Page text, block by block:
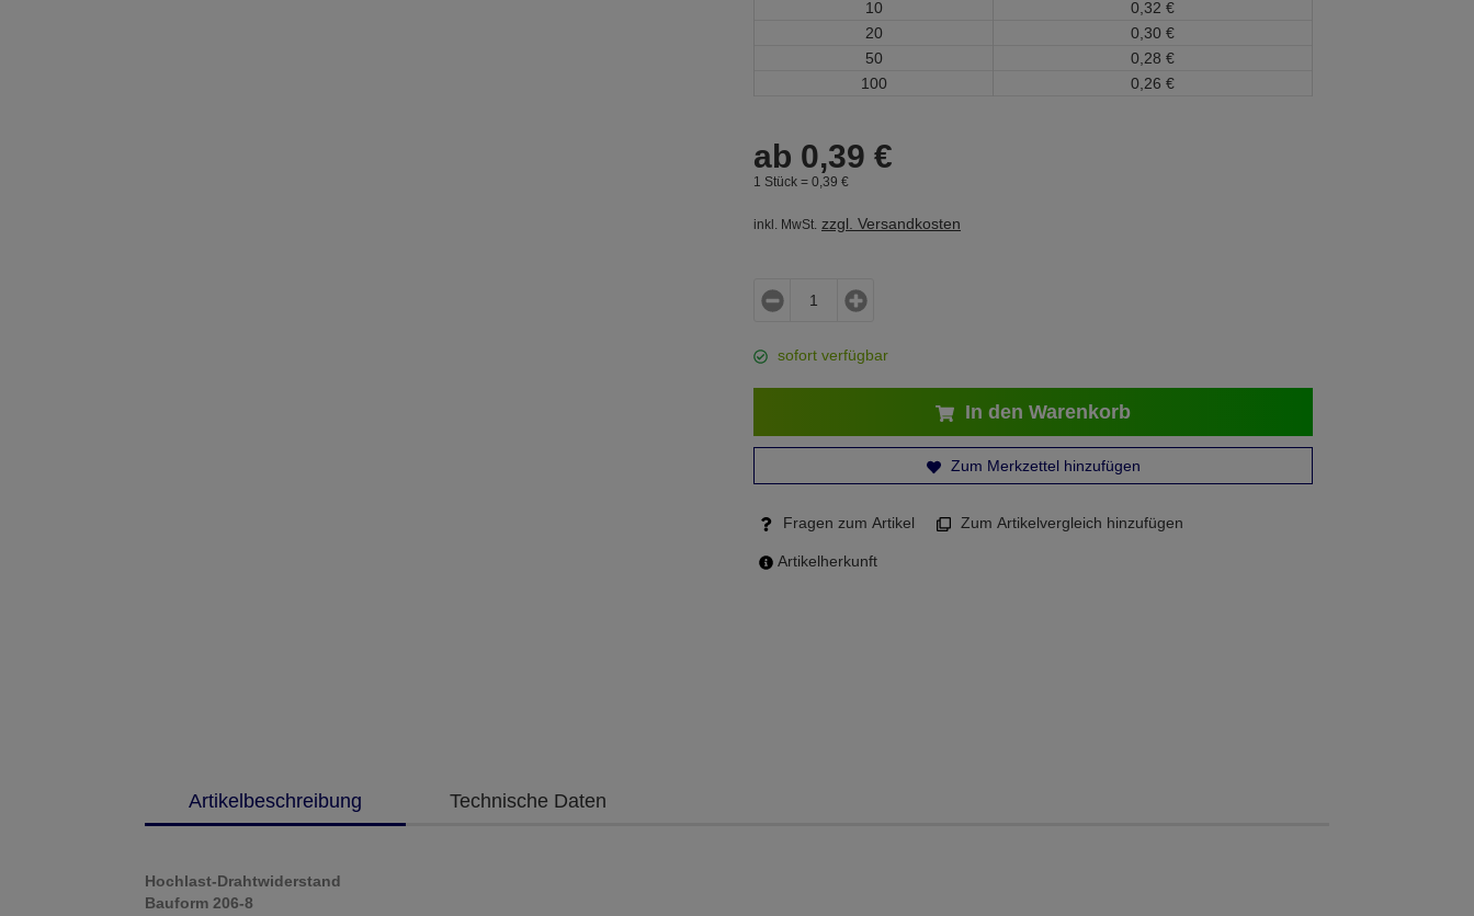
10
0, 32 €
20
0, 30 €
50
0, 28 €
100
0, 26 €
ab 0,39 €
1 Stück = 0, 39 €
inkl. MwSt. zzgl. Versandkosten
sofort verfügbar
In den Warenkorb
Zum Merkzettel hinzufügen
Fragen zum Artikel Zum Artikelvergleich hinzufügen
Artikelherkunft
Artikelbeschreibung Technische Daten
Hochlast-Drahtwiderstand
Bauform 206-8